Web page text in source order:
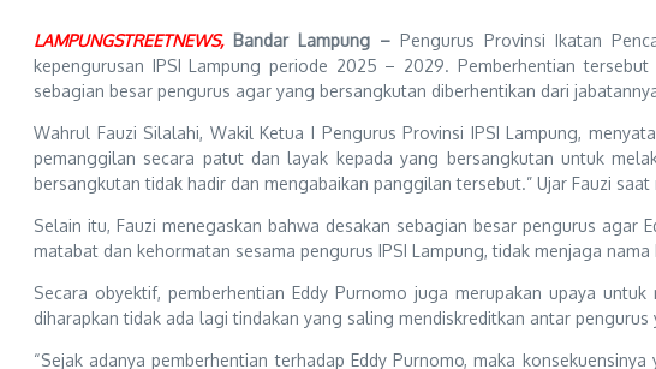
LAMPUNGSTREETNEWS, Bandar Lampung – Pengurus Provinsi Ikatan
kepengurusan IPSI Lampung periode 2025 – 2029. Pemberhentian
sebagian besar pengurus agar yang bersangkutan diberhentikan dari
Wahrul Fauzi Silalahi, Wakil Ketua I Pengurus Provinsi IPSI Lampung,
pemanggilan secara patut dan layak kepada yang bersangkutan untuk
bersangkutan tidak hadir dan mengabaikan panggilan tersebut.” Ujar Fauzi
Selain itu, Fauzi menegaskan bahwa desakan sebagian besar pengurus
matabat dan kehormatan sesama pengurus IPSI Lampung, tidak menjaga
Secara obyektif, pemberhentian Eddy Purnomo juga merupakan upaya
diharapkan tidak ada lagi tindakan yang saling mendiskreditkan antar
“Sejak adanya pemberhentian terhadap Eddy Purnomo, maka